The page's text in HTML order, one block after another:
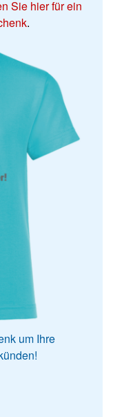
Sie hier für ein
.
um Ihre